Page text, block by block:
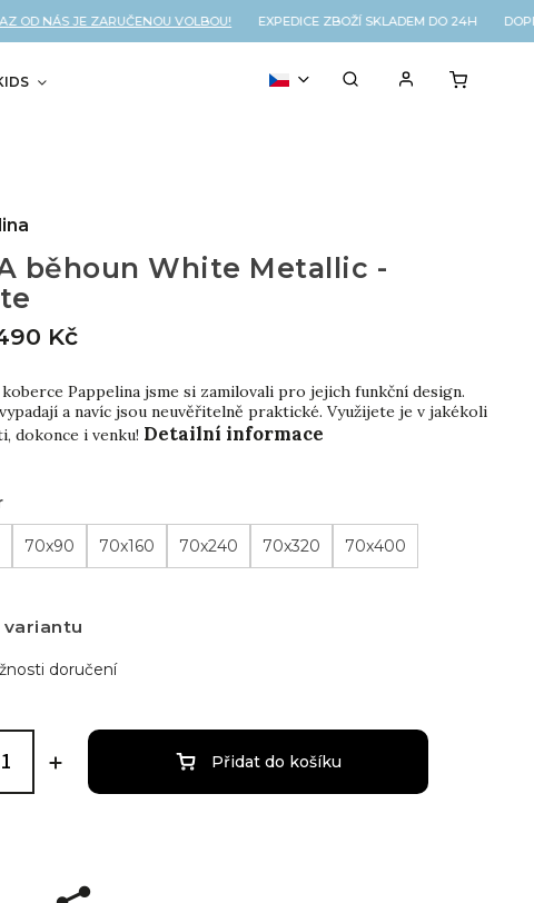
NÁS JE ZARUČENOU VOLBOU! EXPEDICE ZBOŽÍ SKLADEM DO 24H
běhoun White Metallic -
Kč
koberce Pappelina jsme si zamilovali pro jejich funkční design.
a navíc jsou neuvěřitelně praktické. Využijete je v jakékoli
dokonce i venku! Detailní informace
70x90 70x160 70x240 70x320 70x400
doručení
Přidat do košíku